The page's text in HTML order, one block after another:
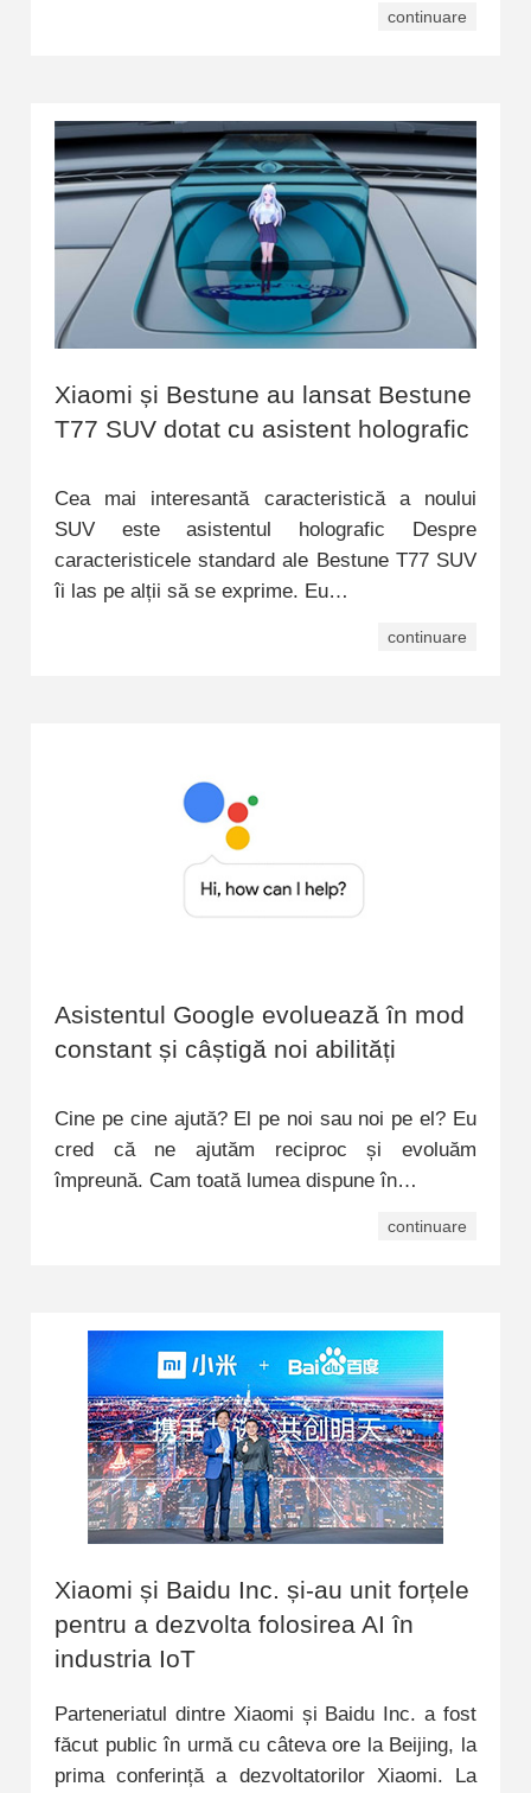
continuare
Xiaomi și Bestune au lansat Bestune
T77 SUV dotat cu asistent holografic
Cea mai interesantă caracteristică a noului
SUV este asistentul holografic Despre
caracteristicele standard ale Bestune T77 SUV
îi las pe alții să se exprime. Eu…
continuare
Asistentul Google evoluează în mod
constant și câștigă noi abilități
Cine pe cine ajută? El pe noi sau noi pe el? Eu
cred că ne ajutăm reciproc și evoluăm
împreună. Cam toată lumea dispune în…
continuare
Xiaomi și Baidu Inc. și-au unit forțele
pentru a dezvolta folosirea AI în
industria IoT
Parteneriatul dintre Xiaomi și Baidu Inc. a fost
făcut public în urmă cu câteva ore la Beijing, la
prima conferință a dezvoltatorilor Xiaomi. La